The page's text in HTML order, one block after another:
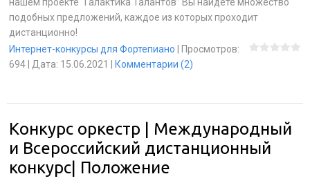
подобных предложений, каждое из которых проходит
дистанционно!
Интернет-конкурсы для Фортепиано
Просмотров:
694
Дата: 15.06.2021 Комментарии (2)
Конкурс оркестр | Международный
и Всероссийский дистанционный
конкурс| Положение